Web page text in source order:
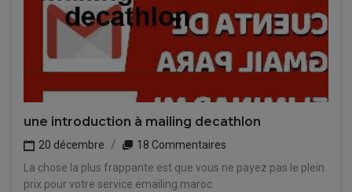
une introduction à mailing decathlon
20 décembre
18 Commentaires
La chose la plus frappante est que vous ne payez pas le plein
prix pour votre service emailing maroc.